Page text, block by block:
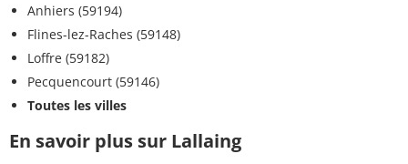
Anhiers (59194)
Flines-lez-Raches (59148)
Loffre (59182)
Pecquencourt (59146)
Toutes les villes
En savoir plus sur Lallaing